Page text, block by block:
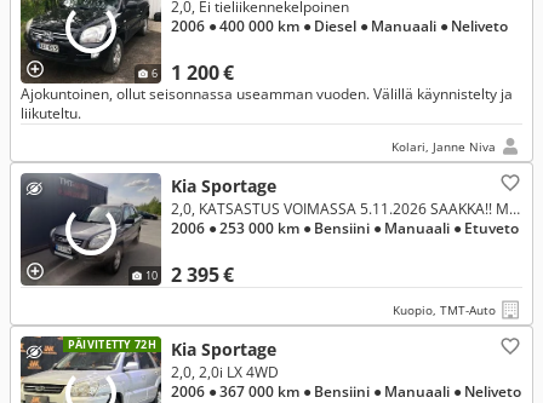
6 1 200 €
2,0, Ei tieliikennekelpoinen
2006 ● 400 000 km ● Diesel ● Manuaali ● Neliveto
Ajokuntoinen, ollut seisonnassa useamman vuoden. Välillä käynnistelty ja
liikuteltu.
Kolari, Janne Niva
10
Kia Sportage
2 395 €
2,0, KATSASTUS VOIMASSA 5.11.2026 SAAKKA!! MYÖS VAIHTO JA RAHOITUS JOPA ILMAN KÄSIRAHAA!!
2006 ● 253 000 km ● Bensiini ● Manuaali ● Etuveto
Kuopio, TMT-Auto
PÄIVITETTY 72H Kia Sportage
2,0, 2,0i LX 4WD
2006 ● 367 000 km ● Bensiini ● Manuaali ● Neliveto